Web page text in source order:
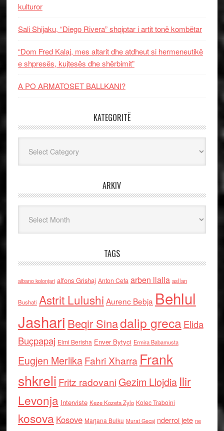
kulturor
Sali Shijaku, “Diego Rivera” shqiptar i artit tonë kombëtar
“Dom Fred Kalaj, mes altarit dhe atdheut si hermeneutikë
e shpresës, kujtesës dhe shërbimit”
A PO ARMATOSET BALLKANI?
KATEGORITË
ARKIV
TAGS
albano kolonjari alfons Grishaj Anton Cefa arben llalla asllan
Bushati Astrit Lulushi Aurenc Bebja Behlul
Jashari Beqir Sinadalip grecaElida
Buçpapaj Elmi Berisha Enver Bytyci Ermira Babamusta
Eugjen MerlikaFahri Xharra Frank
shkreli Fritz radovaniGezim Llojdia Ilir
Levonja Interviste Keze Kozeta Zylo Kolec Traboini
kosova Kosove Marjana Bulku Murat Gecaj nderroi jete ne